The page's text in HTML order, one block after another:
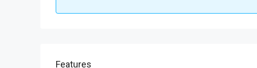
Features